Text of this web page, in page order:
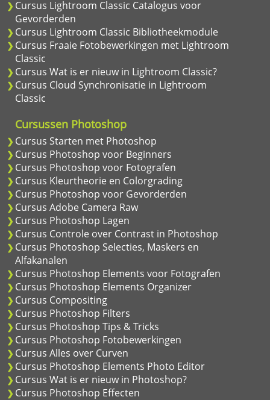
Cursus Lightroom Classic Catalogus voor
Gevorderden
Cursus Lightroom Classic Bibliotheekmodule
Cursus Fraaie Fotobewerkingen met Lightroom
Classic
Cursus Wat is er nieuw in Lightroom Classic?
Cursus Cloud Synchronisatie in Lightroom
Classic
Cursussen Photoshop
Cursus Starten met Photoshop
Cursus Photoshop voor Beginners
Cursus Photoshop voor Fotografen
Cursus Kleurtheorie en Colorgrading
Cursus Photoshop voor Gevorderden
Cursus Adobe Camera Raw
Cursus Photoshop Lagen
Cursus Controle over Contrast in Photoshop
Cursus Photoshop Selecties, Maskers en
Alfakanalen
Cursus Photoshop Elements voor Fotografen
Cursus Photoshop Elements Organizer
Cursus Compositing
Cursus Photoshop Filters
Cursus Photoshop Tips & Tricks
Cursus Photoshop Fotobewerkingen
Cursus Alles over Curven
Cursus Photoshop Elements Photo Editor
Cursus Wat is er nieuw in Photoshop?
Cursus Photoshop Effecten